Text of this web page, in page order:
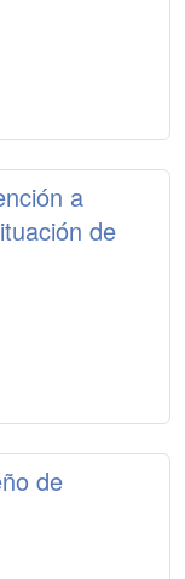
a
de
de